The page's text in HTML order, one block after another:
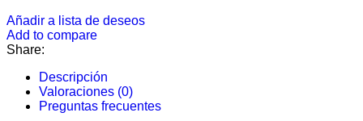
Añadir a lista de deseos
Add to compare
Share:
Descripción
Valoraciones (0)
Preguntas frecuentes